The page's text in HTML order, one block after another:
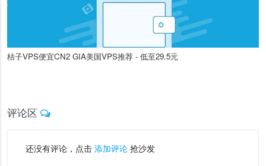
桔子VPS便宜CN2 GIA美国VPS推荐 - 低至29.5元
评论区
还没有评论，点击 添加评论抢沙发